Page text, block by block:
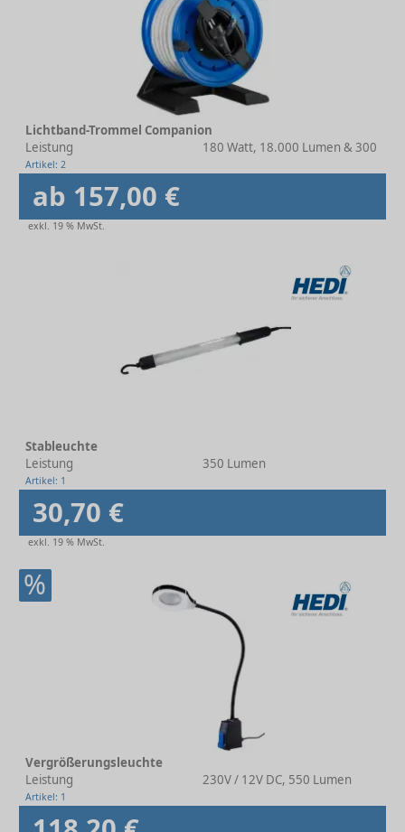
Lichtband-Trommel Companion
Leistung
180 Watt, 18.000 Lumen & 300
Artikel: 2
ab 157,00 €
exkl. 19 % MwSt.
Stableuchte
Leistung
350 Lumen
Artikel: 1
30,70 €
exkl. 19 % MwSt.
%
Vergrößerungsleuchte
Leistung
230V / 12V DC, 550 Lumen
Artikel: 1